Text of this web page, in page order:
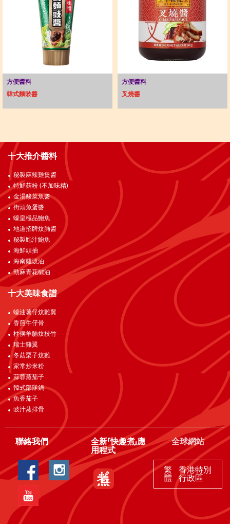
方便醬料
韓式麵豉醬
方便醬料
叉燒醬
十大推介醬料
秘製麻辣雞煲醬
特鮮菇粉 (不加味精)
金湯酸菜魚醬
街頭魚蛋醬
蠔皇極品鮑魚
地道招牌炆腩醬
秘製鮑汁鮑魚
海鮮頭抽
海南雞豉油
勁麻青花椒油
十大美味食譜
蠔油薯仔炆雞翼
香煎牛仔骨
柱侯羊腩炆枝竹
瑞士雞翼
冬菇栗子炆雞
家常炒米粉
蒜蓉蒸茄子
韓式部隊鍋
魚香茄子
豉汁蒸排骨
聯絡我們
全新「快趣煮」應
用程式
全球網站
繁
體
香港特別
行政區